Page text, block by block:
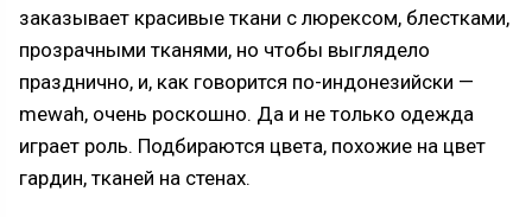
заказывает красивые ткани с люрексом, блестками,
прозрачными тканями, но чтобы выглядело
празднично, и, как говорится по-индонезийски —
mewah, очень роскошно. Да и не только одежда
играет роль. Подбираются цвета, похожие на цвет
гардин, тканей на стенах.